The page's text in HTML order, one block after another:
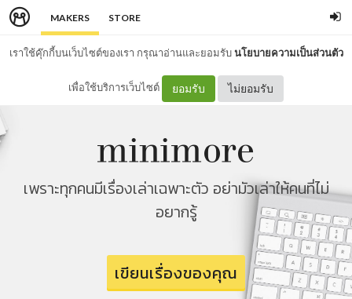
MAKERS STORE
เราใช้คุ๊กกี้บนเว็บไซต์ของเรา กรุณาอ่านและยอมรับนโยบายความเป็นส่วนตัว
เพื่อใช้บริการเว็บไซต์ ยอมรับ ไม่ยอมรับ
เพราะทุกคนมีเรื่องเล่าเฉพาะตัว อย่ามัวเล่าให้คนที่ไม่
อยากรู้
เขียนเรื่องของคุณ